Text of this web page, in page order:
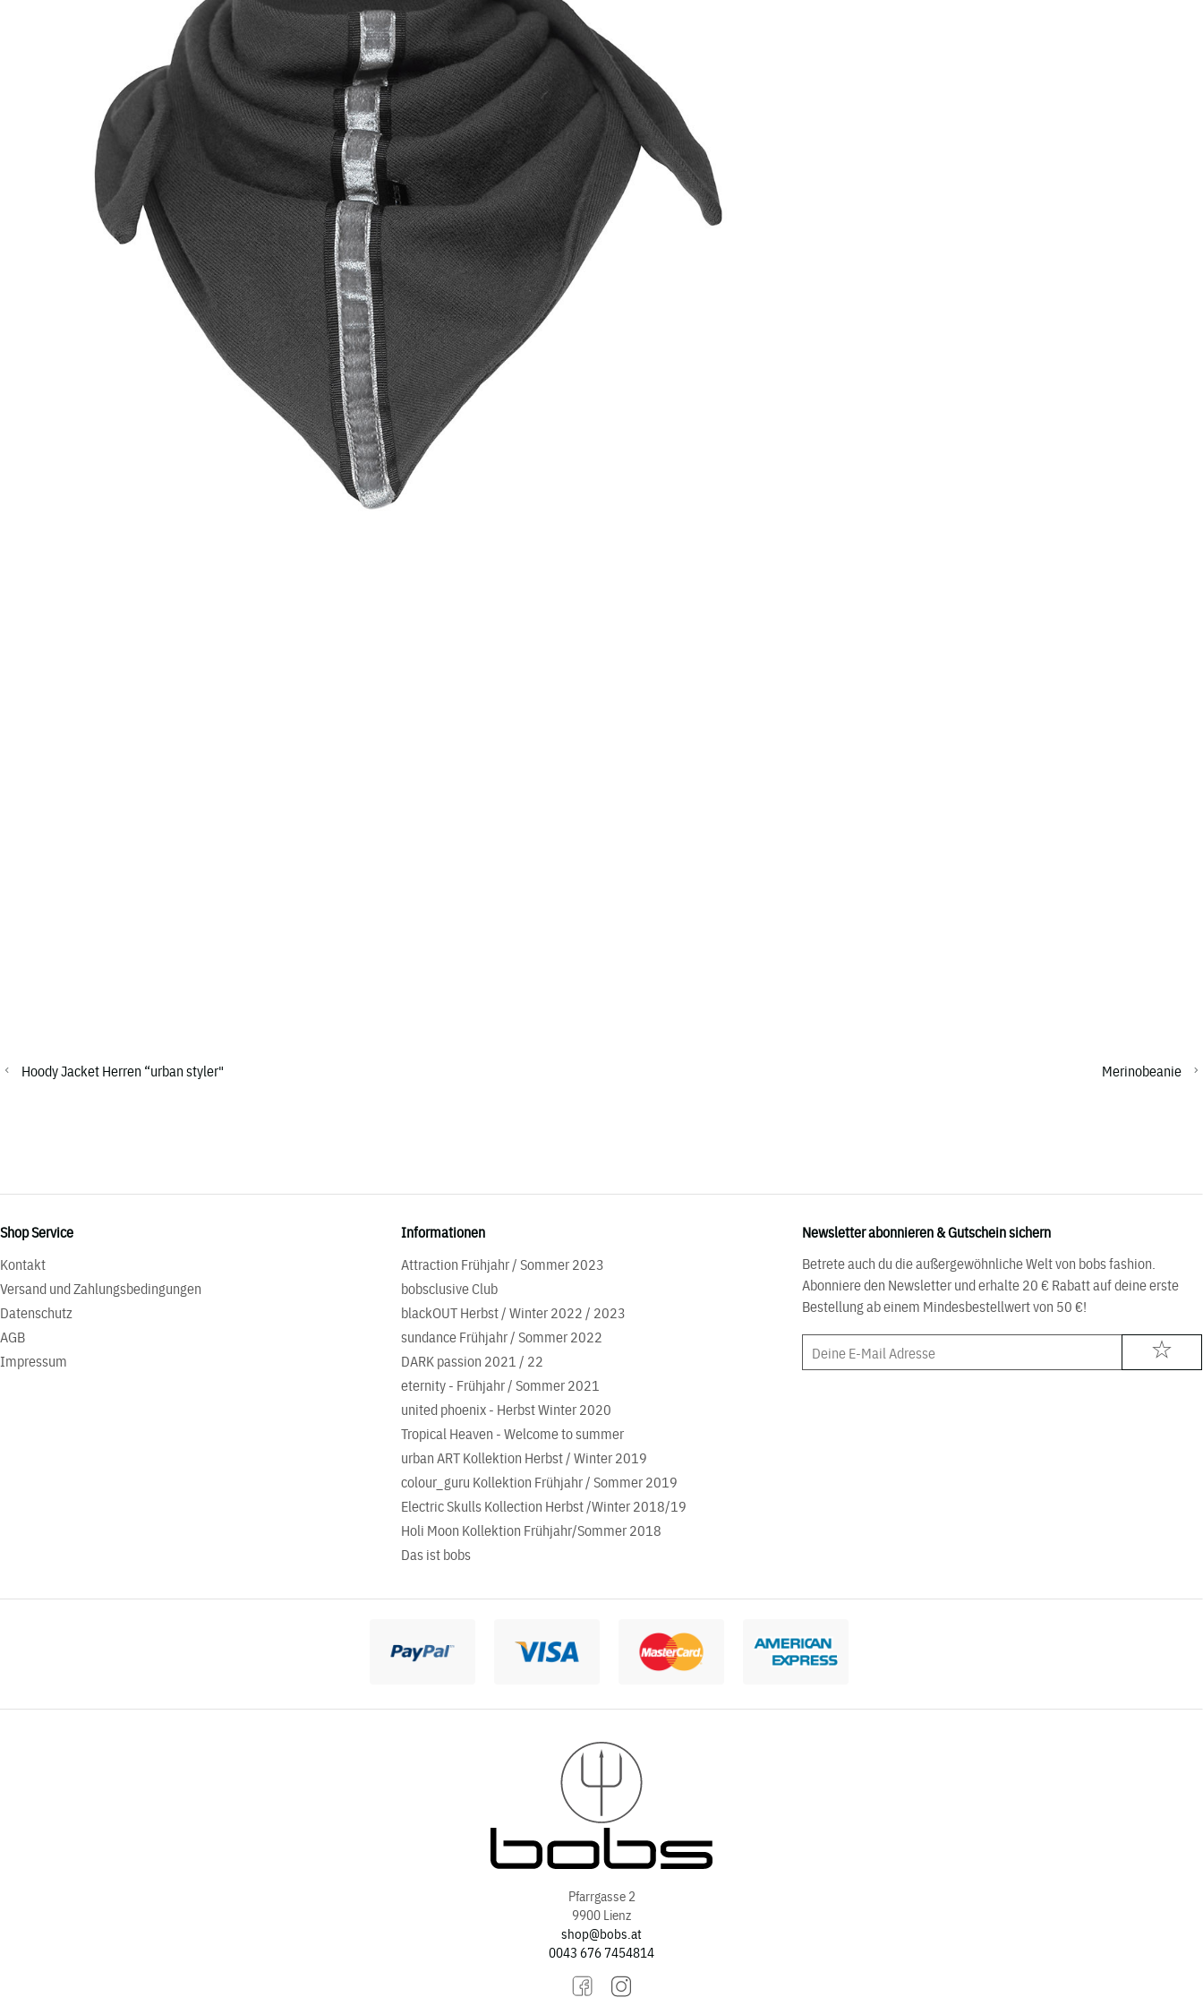
Hoody Jacket Herren “urban styler" Merinobeanie
Shop Service
Kontakt
Versand und Zahlungsbedingungen
Datenschutz
AGB
Impressum
Informationen
Attraction Frühjahr / Sommer 2023
bobsclusive Club
blackOUT Herbst / Winter 2022 / 2023
sundance Frühjahr / Sommer 2022
DARK passion 2021 / 22
eternity - Frühjahr / Sommer 2021
united phoenix - Herbst Winter 2020
Tropical Heaven - Welcome to summer
urban ART Kollektion Herbst / Winter 2019
colour_guru Kollektion Frühjahr / Sommer 2019
Electric Skulls Kollection Herbst /Winter 2018/19
Holi Moon Kollektion Frühjahr/Sommer 2018
Das ist bobs
Newsletter abonnieren & Gutschein sichern
Betrete auch du die außergewöhnliche Welt von bobs fashion.
Abonniere den Newsletter und erhalte 20 € Rabatt auf deine erste
Bestellung ab einem Mindesbestellwert von 50 €!
Pfarrgasse 2
9900 Lienz
shop@bobs.at
0043 676 7454814